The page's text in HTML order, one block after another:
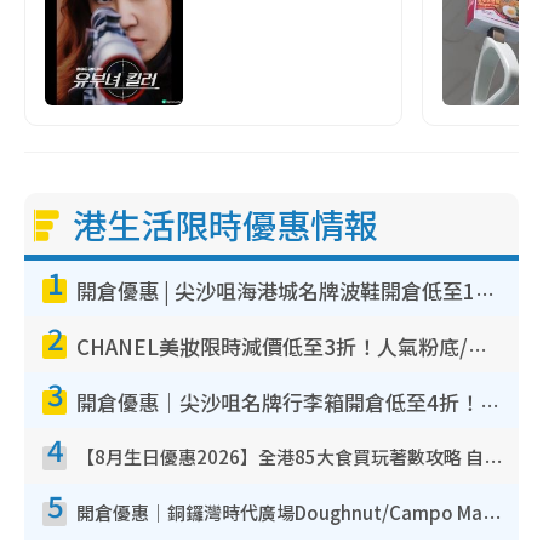
港生活限時優惠情報
1 開倉優惠 | 尖沙咀海港城名牌波鞋開倉低至1折！On鞋$899起／Joy&Peace鞋履$98起
2 CHANEL美妝限時減價低至3折！人氣粉底/唇膏/精華液低至$275！COCO香水都有平
3 開倉優惠｜尖沙咀名牌行李箱開倉低至4折！一連5日 American Tourister/ace./Hallmark $200起！
4 【8月生日優惠2026】全港85大食買玩著數攻略 自助餐/火鍋放題同行免費＋誠品/DONKI送現金券
5 開倉優惠｜銅鑼灣時代廣場Doughnut/Campo Marzio開倉低至1折！背囊、書包、手袋劈價$200起